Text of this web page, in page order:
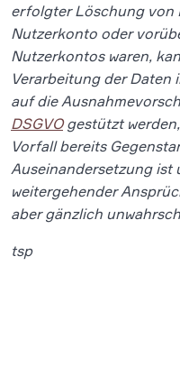
erfolgter Löschung von
Nutzerkonto oder
Nutzerkontos waren,
Verarbeitung der Daten
auf die
DSGVOgestützt
Vorfall bereits
Auseinandersetzung ist
weitergehender
aber gänzlich
tsp